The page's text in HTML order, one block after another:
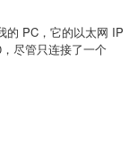
的 PC，它的以太网 IP
尽管只连接了一个